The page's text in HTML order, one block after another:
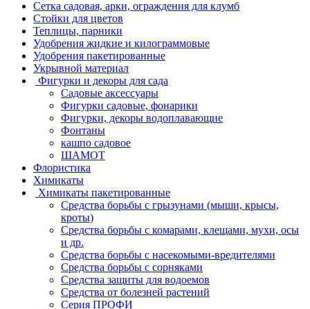
Сетка садовая, арки, ограждения для клумб
Стойки для цветов
Теплицы, парники
Удобрения жидкие и килограммовые
Удобрения пакетированные
Укрывной материал
Фигурки и декоры для сада
Садовые аксессуары
Фигурки садовые, фонарики
Фигурки, декоры водоплавающие
Фонтаны
кашпо садовое
ШАМОТ
Флористика
Химикаты
Химикаты пакетированные
Средства борьбы с грызунами (мыши, крысы,
кроты)
Средства борьбы с комарами, клещами, мухи, осы
и др.
Средства борьбы с насекомыми-вредителями
Средства борьбы с сорняками
Средства защиты для водоемов
Средства от болезней растений
Серия ПРОФИ